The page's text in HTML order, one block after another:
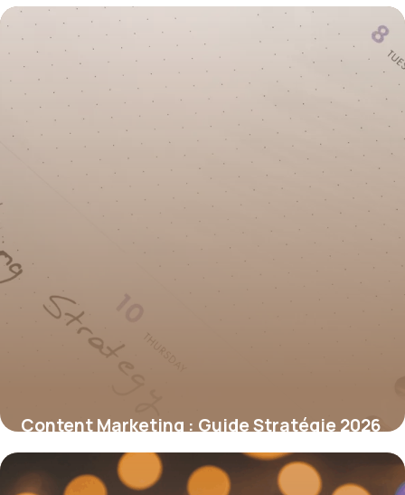
29 juin 2026
Content Marketing : Guide Stratégie 2026
25 juin 2026